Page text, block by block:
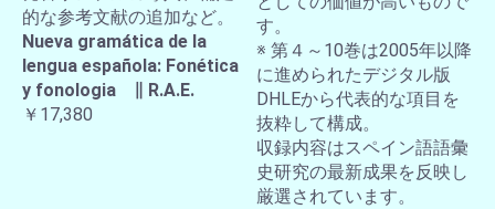
的な参考文献の追加など。
Nueva gramática de la
lengua española: Fonética
y fonologia ∥ R.A.E.
￥17,380
す。
※ 第４～10巻は2005年以降
に進められたデジタル版
DHLEから代表的な項目を
抜粋して構成。
収録内容はスペイン語語彙
史研究の最新成果を反映し
厳選されています。